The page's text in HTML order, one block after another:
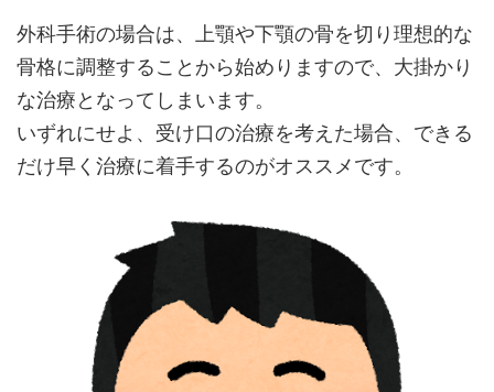
外科手術の場合は、上顎や下顎の骨を切り理想的な
骨格に調整することから始めりますので、大掛かり
な治療となってしまいます。
いずれにせよ、受け口の治療を考えた場合、できる
だけ早く治療に着手するのがオススメです。